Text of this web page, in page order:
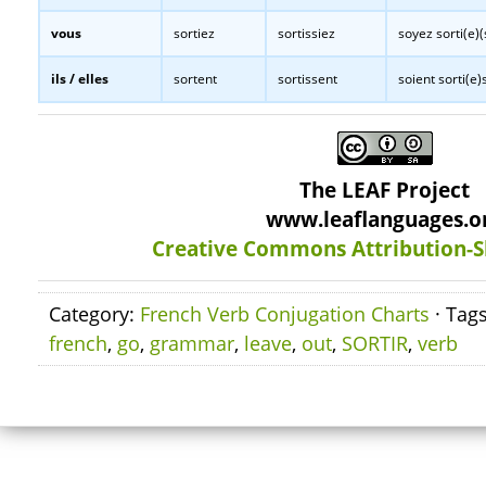
vous sortiez sortissiez soyez
ils / elles sortent sortissent soient
The LEAF Project
Creative Commons Attribution-
Category: French Verb Conjugation Charts ·
french, go, grammar, leave, out, SORTIR, verb